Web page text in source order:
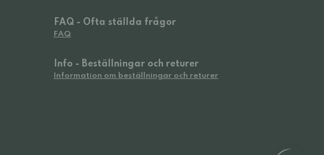
FAQ - Ofta ställda frågor
FAQ
Info - Beställningar och returer
Information om beställningar och returer